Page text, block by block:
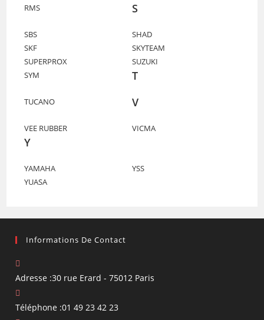
RMS S
SBS
SHAD
SKF
SKYTEAM
SUPERPROX
SUZUKI
SYM
T
TUCANO V
VEE RUBBER VICMA
Y
YAMAHA
YSS
YUASA
Informations De Contact
Adresse :30 rue Erard - 75012 Paris
Téléphone :01 49 23 42 23